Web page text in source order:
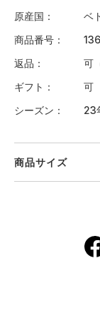
原産国
ベ
商品番号
返品
可
ギフト
可
シーズン
23
商品サイズ